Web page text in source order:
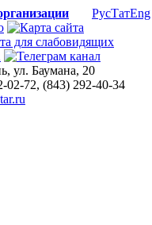
РусТатEng
ул. Баумана, 20
02-72, (843) 292-40-34